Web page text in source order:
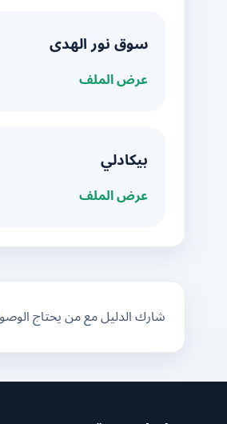
سوق نور الهدى
عرض الملف
بيكادلي
عرض الملف
شارك الدليل مع من يحتاج